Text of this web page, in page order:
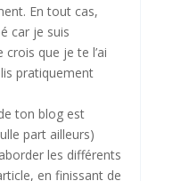
En tout cas,
car je suis
que je te l’ai
pratiquement
ton blog est
part ailleurs)
les différents
en finissant de